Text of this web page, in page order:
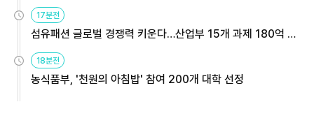
17분전
섬유패션 글로벌 경쟁력 키운다…산업부 15개 과제 180억 지
18분전
농식품부, '천원의 아침밥' 참여 200개 대학 선정